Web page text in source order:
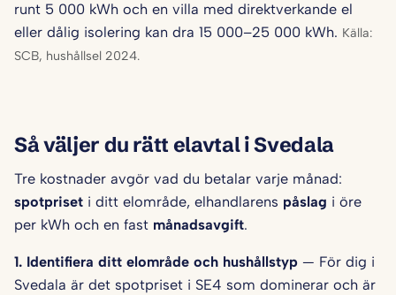
runt 5 000 kWh och en villa med direktverkande el
eller dålig isolering kan dra 15 000–25 000 kWh. Källa:
SCB, hushållsel 2024.
Så väljer du rätt elavtal i Svedala
Tre kostnader avgör vad du betalar varje månad:
spotpriset i ditt elområde, elhandlarens påslag i öre
per kWh och en fast månadsavgift.
1. Identifiera ditt elområde och hushålls­typ — För dig i
Svedala är det spotpriset i SE4 som dominerar och är